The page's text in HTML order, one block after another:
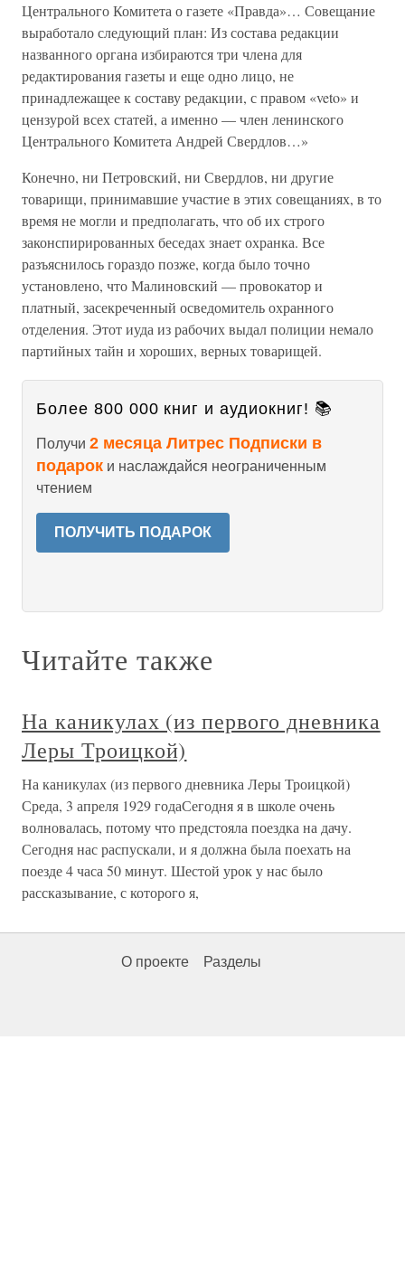
Центрального Комитета о газете «Правда»… Совещание
выработало следующий план: Из состава редакции
названного органа избираются три члена для
редактирования газеты и еще одно лицо, не
принадлежащее к составу редакции, с правом «veto» и
цензурой всех статей, а именно — член ленинского
Центрального Комитета Андрей Свердлов…»
Конечно, ни Петровский, ни Свердлов, ни другие
товарищи, принимавшие участие в этих совещаниях, в то
время не могли и предполагать, что об их строго
законспирированных беседах знает охранка. Все
разъяснилось гораздо позже, когда было точно
установлено, что Малиновский — провокатор и
платный, засекреченный осведомитель охранного
отделения. Этот иуда из рабочих выдал полиции немало
партийных тайн и хороших, верных товарищей.
Более 800 000 книг и аудиокниг! 📚
Получи 2 месяца Литрес Подписки в
подарок и наслаждайся неограниченным
чтением
ПОЛУЧИТЬ ПОДАРОК
Читайте также
На каникулах (из первого дневника
Леры Троицкой)
На каникулах (из первого дневника Леры Троицкой)
Среда, 3 апреля 1929 годаСегодня я в школе очень
волновалась, потому что предстояла поездка на дачу.
Сегодня нас распускали, и я должна была поехать на
поезде 4 часа 50 минут. Шестой урок у нас было
рассказывание, с которого я,
О проекте Разделы